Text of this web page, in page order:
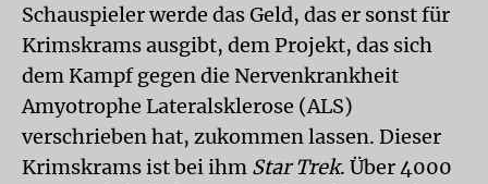
Schauspieler werde das Geld, das er sonst für
Krimskrams ausgibt, dem Projekt, das sich
dem Kampf gegen die Nervenkrankheit
Amyotrophe Lateralsklerose (ALS)
verschrieben hat, zukommen lassen. Dieser
Krimskrams ist bei ihm Star Trek. Über 4000